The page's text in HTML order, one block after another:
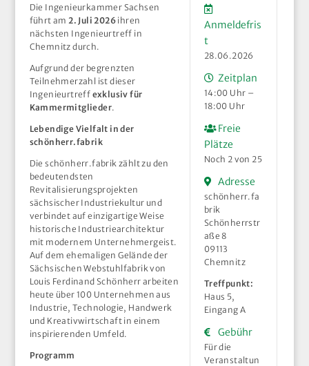
Die Ingenieurkammer Sachsen
führt am 2. Juli 2026ihren
nächsten Ingenieurtreff in
Chemnitz durch.
Aufgrund der begrenzten
Teilnehmerzahl ist dieser
Ingenieurtreff exklusiv für
Kammermitglieder.
Lebendige Vielfalt in der
schönherr.fabrik
Die schönherr.fabrik zählt zu den
bedeutendsten
Revitalisierungsprojekten
sächsischer Industriekultur und
verbindet auf einzigartige Weise
historische Industriearchitektur
mit modernem Unternehmergeist.
Auf dem ehemaligen Gelände der
Sächsischen Webstuhlfabrik von
Louis Ferdinand Schönherr arbeiten
heute über 100 Unternehmen aus
Industrie, Technologie, Handwerk
und Kreativwirtschaft in einem
inspirierenden Umfeld.
Programm
Anmeldefris
t
28.06.2026
Zeitplan
14:00 Uhr –
18:00 Uhr
Freie
Plätze
Noch 2 von 25
Adresse
schönherr.fa
brik
Schönherrstr
aße 8
09113
Chemnitz
Treffpunkt:
Haus 5,
Eingang A
Gebühr
Für die
Veranstaltun